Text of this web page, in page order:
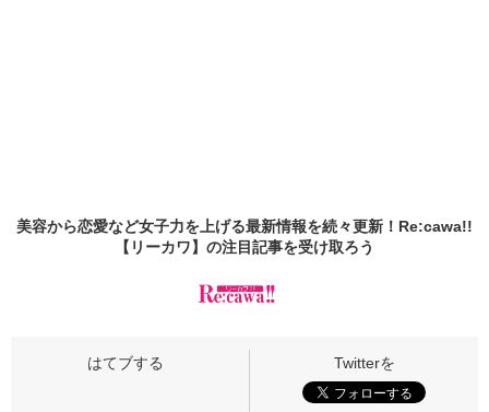
美容から恋愛など女子力を上げる最新情報を続々更新！Re:cawa!!
【リーカワ】の注目記事を受け取ろう